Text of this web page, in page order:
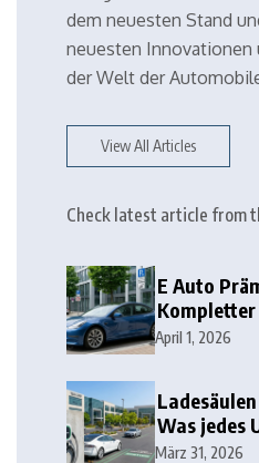
dem neuesten Stand
neuesten Innovationen
der Welt der
View All Articles
Check latest article from
E Auto
Deutschland
April 1, 2026
Was jedes
Jahr 2026
März 31, 2026